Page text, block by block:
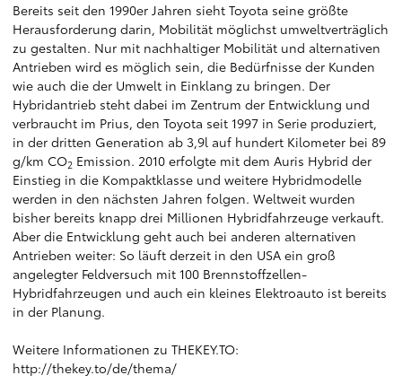
Bereits seit den 1990er Jahren sieht Toyota seine größte
Herausforderung darin, Mobilität möglichst umweltverträglich
zu gestalten. Nur mit nachhaltiger Mobilität und alternativen
Antrieben wird es möglich sein, die Bedürfnisse der Kunden
wie auch die der Umwelt in Einklang zu bringen. Der
Hybridantrieb steht dabei im Zentrum der Entwicklung und
verbraucht im Prius, den Toyota seit 1997 in Serie produziert,
in der dritten Generation ab 3,9l auf hundert Kilometer bei 89
g/km CO2 Emission. 2010 erfolgte mit dem Auris Hybrid der
Einstieg in die Kompaktklasse und weitere Hybridmodelle
werden in den nächsten Jahren folgen. Weltweit wurden
bisher bereits knapp drei Millionen Hybridfahrzeuge verkauft.
Aber die Entwicklung geht auch bei anderen alternativen
Antrieben weiter: So läuft derzeit in den USA ein groß
angelegter Feldversuch mit 100 Brennstoffzellen-
Hybridfahrzeugen und auch ein kleines Elektroauto ist bereits
in der Planung.
Weitere Informationen zu THEKEY.TO:
http://thekey.to/de/thema/